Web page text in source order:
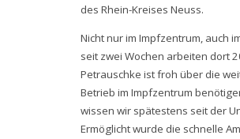
des Rhein-Kreises Neuss.
Nicht nur im Impfzentrum, auch
seit zwei Wochen arbeiten dort
Petrauschke ist froh über die
Betrieb im Impfzentrum
wissen wir spätestens seit der
Ermöglicht wurde die schnelle